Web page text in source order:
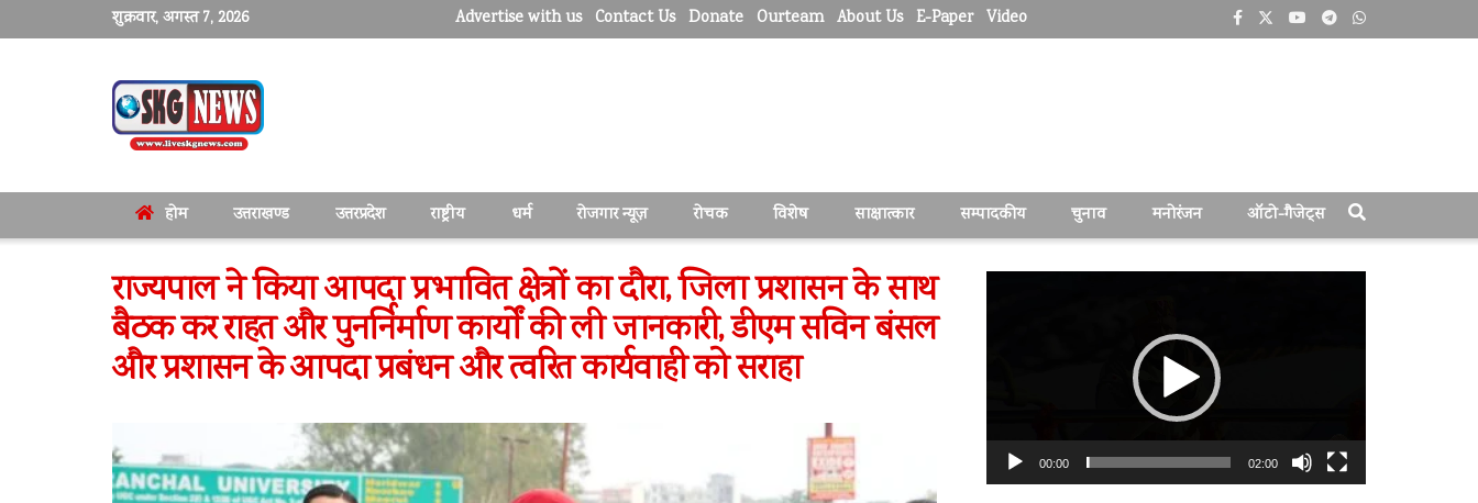
शुक्रवार, अगस्त 7, 2026 Advertise with us Contact Us Donate Ourteam About Us E-Paper Video
होम उत्तराखण्ड उत्तरप्रदेश राष्ट्रीय धर्म रोजगार न्यूज़ रोचक विशेष साक्षात्कार सम्पादकीय चुनाव मनोरंजन ऑटो-गैजेट्स
राज्यपाल ने किया आपदा प्रभावित क्षेत्रों का दौरा, जिला प्रशासन के साथ
बैठक कर राहत और पुनर्निर्माण कार्यों की ली जानकारी, डीएम सविन बंसल
और प्रशासन के आपदा प्रबंधन और त्वरित कार्यवाही को सराहा
00:00 02:00